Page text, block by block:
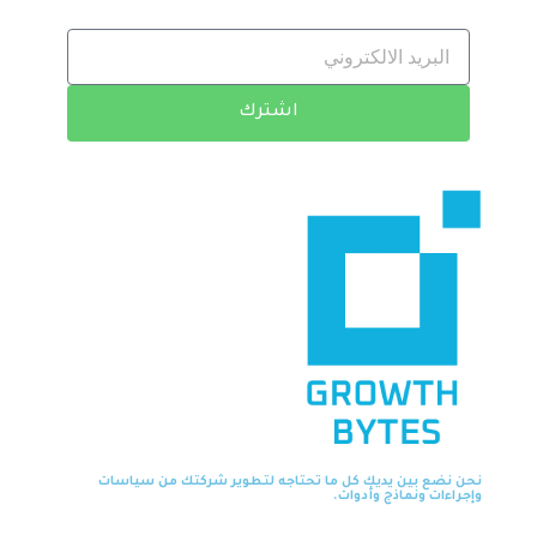
اشترك
نحن نضع بين يديك كل ما تحتاجه لتطوير شركتك من سياسات
وإجراءات ونماذج وأدوات.